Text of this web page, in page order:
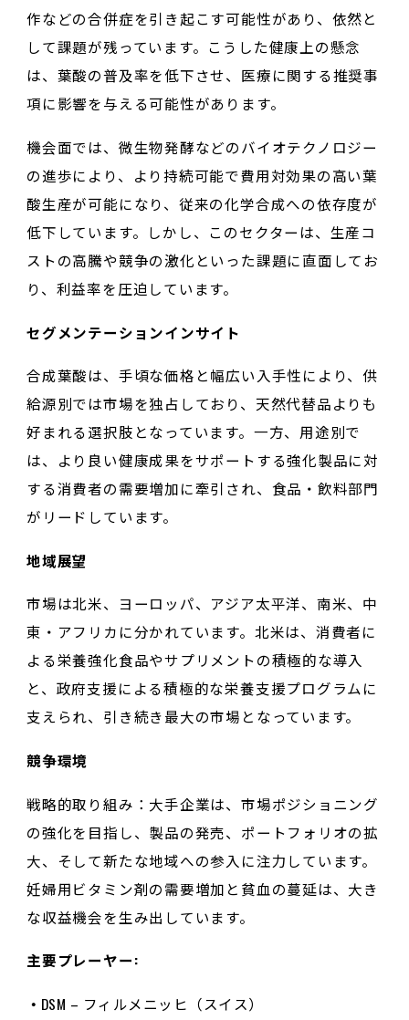
作などの合併症を引き起こす可能性があり、依然と
して課題が残っています。こうした健康上の懸念
は、葉酸の普及率を低下させ、医療に関する推奨事
項に影響を与える可能性があります。
機会面では、微生物発酵などのバイオテクノロジー
の進歩により、より持続可能で費用対効果の高い葉
酸生産が可能になり、従来の化学合成への依存度が
低下しています。しかし、このセクターは、生産コ
ストの高騰や競争の激化といった課題に直面してお
り、利益率を圧迫しています。
セグメンテーションインサイト
合成葉酸は、手頃な価格と幅広い入手性により、供
給源別では市場を独占しており、天然代替品よりも
好まれる選択肢となっています。一方、用途別で
は、より良い健康成果をサポートする強化製品に対
する消費者の需要増加に牽引され、食品・飲料部門
がリードしています。
地域展望
市場は北米、ヨーロッパ、アジア太平洋、南米、中
東・アフリカに分かれています。北米は、消費者に
よる栄養強化食品やサプリメントの積極的な導入
と、政府支援による積極的な栄養支援プログラムに
支えられ、引き続き最大の市場となっています。
競争環境
戦略的取り組み：大手企業は、市場ポジショニング
の強化を目指し、製品の発売、ポートフォリオの拡
大、そして新たな地域への参入に注力しています。
妊婦用ビタミン剤の需要増加と貧血の蔓延は、大き
な収益機会を生み出しています。
主要プレーヤー:
DSM – フィルメニッヒ（スイス）